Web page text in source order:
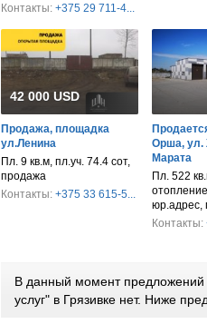
Контакты: +375 29 711-4...
42 000 USD
Продажа, площадка
ул.Ленина
Пл. 9 кв.м, пл.уч. 74.4 сот,
продажа
Контакты: +375 33 615-5...
Орша, ул.
Марата
Пл. 522
юр.адрес,
Контакты:
В данный момент
услуг" в Грязивке нет. Ниже